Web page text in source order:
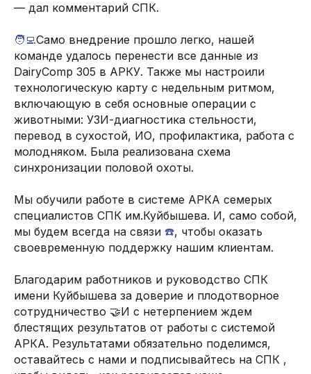
— дал комментарий СПК.
🧑‍💻Само внедрение прошло легко, нашей
команде удалось перенести все данные из
DairyComp 305 в АРКУ. Также мы настроили
технологическую карту с недельным ритмом,
включающую в себя основные операции с
животными: УЗИ-диагностика стельности,
перевод в сухостой, ИО, профилактика, работа с
молодняком. Была реализована схема
синхронизации половой охоты.
Мы обучили работе в системе АРКА семерых
специалистов СПК им.Куйбышева. И, само собой,
мы будем всегда на связи ☎️, чтобы оказать
своевременную поддержку нашим клиентам.
Благодарим работников и руководство СПК
имени Куйбышева за доверие и плодотворное
сотрудничество 🤝И с нетерпением ждем
блестящих результатов от работы с системой
АРКА. Результатами обязательно поделимся,
оставайтесь с нами и подписывайтесь на СПК ,
© DIGIFARM SOFTWARE 2026
г. Липецк, ул. Бунина, 15, офис 5